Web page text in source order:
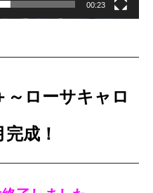
00:23
～ローサキャロ
成！